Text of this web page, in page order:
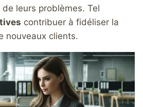
leurs problèmes. Tel
contribuer à fidéliser la
nouveaux clients.